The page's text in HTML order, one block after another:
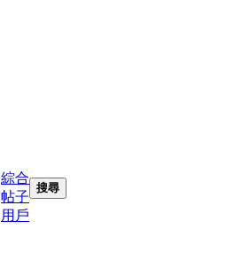
綜合
帖子
用戶
搜尋